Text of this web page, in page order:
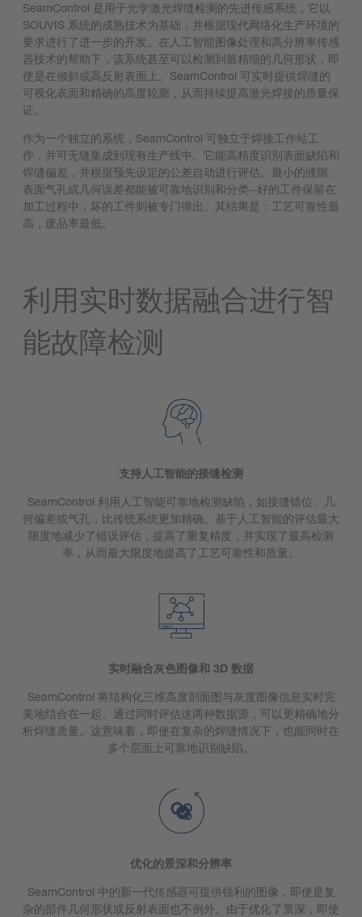
SeamControl 是用于光学激光焊缝检测的先进传感系统，它以
SOUVIS 系统的成熟技术为基础，并根据现代网络化生产环境的
要求进行了进一步的开发。在人工智能图像处理和高分辨率传感
器技术的帮助下，该系统甚至可以检测到最精细的几何形状，即
使是在倾斜或高反射表面上。SeamControl 可实时提供焊缝的
可视化表面和精确的高度轮廓，从而持续提高激光焊接的质量保
证。
作为一个独立的系统，SeamControl 可独立于焊接工作站工
作，并可无缝集成到现有生产线中。它能高精度识别表面缺陷和
焊缝偏差，并根据预先设定的公差自动进行评估。最小的缝隙、
表面气孔或几何误差都能被可靠地识别和分类--好的工件保留在
加工过程中，坏的工件则被专门弹出。其结果是：工艺可靠性最
高，废品率最低。
利用实时数据融合进行智
能故障检测
支持人工智能的接缝检测
SeamControl 利用人工智能可靠地检测缺陷，如接缝错位、几
何偏差或气孔，比传统系统更加精确。基于人工智能的评估最大
限度地减少了错误评估，提高了重复精度，并实现了最高检测
率，从而最大限度地提高了工艺可靠性和质量。
实时融合灰色图像和 3D 数据
SeamControl 将结构化三维高度剖面图与灰度图像信息实时完
美地结合在一起。通过同时评估这两种数据源，可以更精确地分
析焊缝质量。这意味着，即使在复杂的焊缝情况下，也能同时在
多个层面上可靠地识别缺陷。
优化的景深和分辨率
SeamControl 中的新一代传感器可提供锐利的图像，即使是复
杂的部件几何形状或反射表面也不例外。由于优化了景深，即使